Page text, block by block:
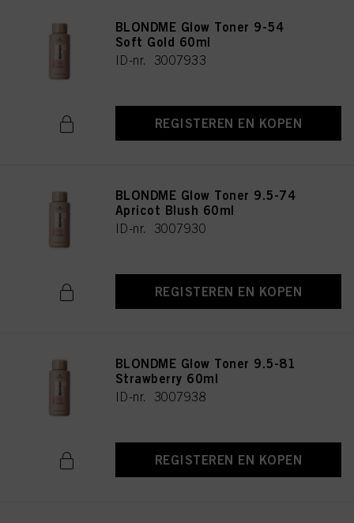
BLONDME Glow Toner 9-54
Soft Gold 60ml
ID-nr. 3007933
REGISTEREN EN KOPEN
BLONDME Glow Toner 9.5-74
Apricot Blush 60ml
ID-nr. 3007930
REGISTEREN EN KOPEN
BLONDME Glow Toner 9.5-81
Strawberry 60ml
ID-nr. 3007938
REGISTEREN EN KOPEN